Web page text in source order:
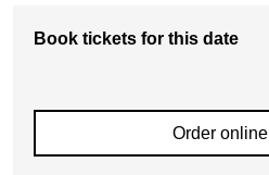
Book tickets for this date
Order online